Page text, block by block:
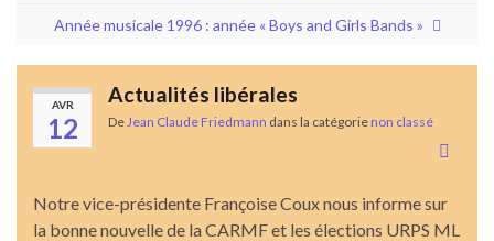
Année musicale 1996 : année « Boys and Girls Bands »
AVR
12
Actualités libérales
De Jean Claude Friedmann dans la catégorie non classé
Notre vice-présidente Françoise Coux nous informe sur
la bonne nouvelle de la CARMF et les élections URPS ML